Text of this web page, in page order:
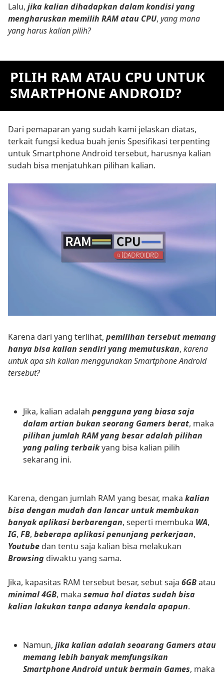
Lalu, jika kalian dihadapkan dalam kondisi yang
mengharuskan memilih RAM atau CPU, yang mana
yang harus kalian pilih?
PILIH RAM ATAU CPU UNTUK
SMARTPHONE ANDROID?
Dari pemaparan yang sudah kami jelaskan diatas,
terkait fungsi kedua buah jenis Spesifikasi terpenting
untuk Smartphone Android tersebut, harusnya kalian
sudah bisa menjatuhkan pilihan kalian.
Karena dari yang terlihat, pemilihan tersebut memang
hanya bisa kalian sendiri yang memutuskan, karena
untuk apa sih kalian menggunakan Smartphone Android
tersebut?
Jika, kalian adalah pengguna yang biasa saja
dalam artian bukan seorang Gamers berat, maka
pilihan jumlah RAM yang besar adalah pilihan
yang paling terbaikyang bisa kalian pilih
sekarang ini.
Karena, dengan jumlah RAM yang besar, maka kalian
bisa dengan mudah dan lancar untuk membukan
banyak aplikasi berbarengan, seperti membuka WA,
IG, FB, beberapa aplikasi penunjang perkerjaan,
Youtube dan tentu saja kalian bisa melakukan
Browsing diwaktu yang sama.
Jika, kapasitas RAM tersebut besar, sebut saja 6GBatau
minimal 4GB, maka semua hal diatas sudah bisa
kalian lakukan tanpa adanya kendala apapun.
Namun, jika kalian adalah seoarang Gamers atau
memang lebih banyak memfungsikan
Smartphone Android untuk bermain Games, maka